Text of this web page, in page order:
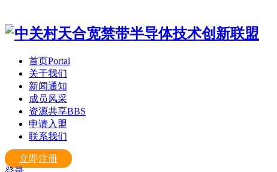
首页Portal
关于我们
新闻通知
成员风采
资源共享BBS
申请入盟
联系我们
立即注册